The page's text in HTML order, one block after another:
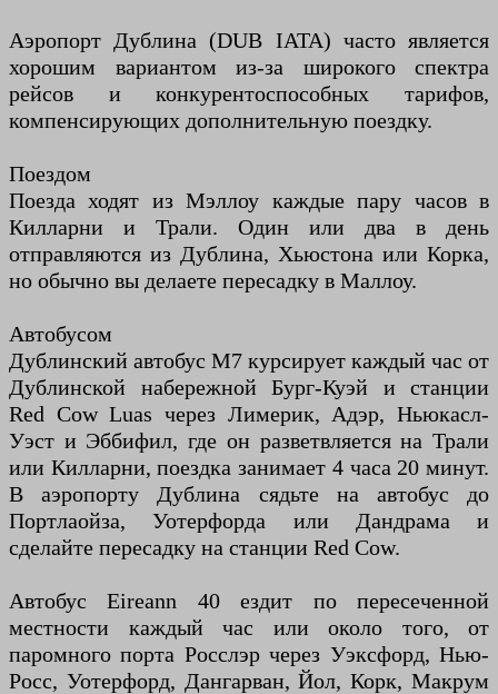
Аэропорт Дублина (DUB IATA) часто является
хорошим вариантом из-за широкого спектра
рейсов и конкурентоспособных тарифов,
компенсирующих дополнительную поездку.
Поездом
Поезда ходят из Мэллоу каждые пару часов в
Килларни и Трали. Один или два в день
отправляются из Дублина, Хьюстона или Корка,
но обычно вы делаете пересадку в Маллоу.
Автобусом
Дублинский автобус M7 курсирует каждый час от
Дублинской набережной Бург-Куэй и станции
Red Cow Luas через Лимерик, Адэр, Ньюкасл-
Уэст и Эббифил, где он разветвляется на Трали
или Килларни, поездка занимает 4 часа 20 минут.
В аэропорту Дублина сядьте на автобус до
Портлаойза, Уотерфорда или Дандрама и
сделайте пересадку на станции Red Cow.
Автобус Eireann 40 ездит по пересеченной
местности каждый час или около того, от
паромного порта Росслэр через Уэксфорд, Нью-
Росс, Уотерфорд, Дангарван, Йол, Корк, Макрум